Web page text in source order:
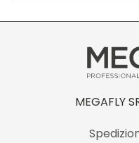
MEGAFLY